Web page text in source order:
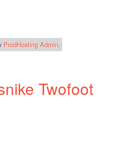
ProdHosting Admin.
Twofoot